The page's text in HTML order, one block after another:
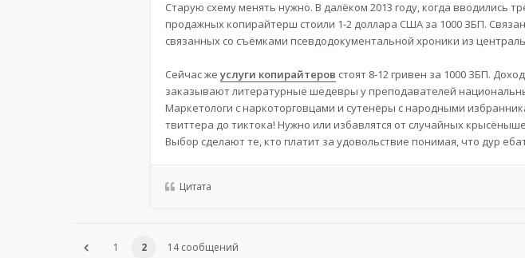
Старую схему менять нужно. В далёком 2013 году, когда вводились
продажных копирайтерш стоили 1-2 доллара США за 1000 ЗБП.
связанных со съёмками псевдодокументальной хроники из
Сейчас же услуги копирайтеров стоят 8-12 гривен за 1000 ЗБП.
заказывают литературные шедевры у преподавателей
Маркетологи с наркоторговцами и сутенёры с народными
твиттера до тиктока! Нужно или избавлятся от случайных
Выбор сделают те, кто платит за удовольствие понимая, что дур
Цитата
1 2 14 сообщений